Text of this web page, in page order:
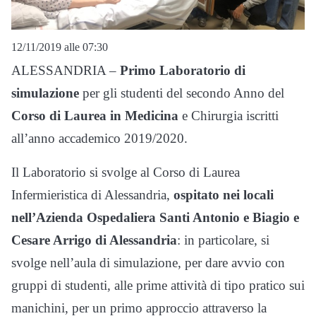
12/11/2019 alle 07:30
ALESSANDRIA – Primo Laboratorio di
simulazione per gli studenti del secondo Anno del
Corso di Laurea in Medicina e Chirurgia iscritti
all’anno accademico 2019/2020.
Il Laboratorio si svolge al Corso di Laurea
Infermieristica di Alessandria, ospitato nei locali
nell’Azienda Ospedaliera Santi Antonio e Biagio e
Cesare Arrigo di Alessandria: in particolare, si
svolge nell’aula di simulazione, per dare avvio con
gruppi di studenti, alle prime attività di tipo pratico sui
manichini, per un primo approccio attraverso la